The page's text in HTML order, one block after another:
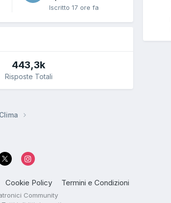
Iscritto 17 ore fa
443,3k
Risposte Totali
Clima
Cookie Policy Termini e Condizioni
Community